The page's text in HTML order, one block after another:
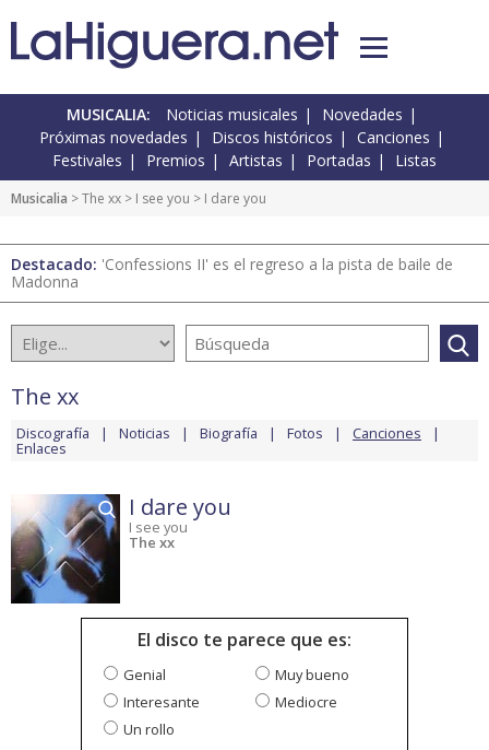
MUSICALIA: Noticias musicales
Novedades
Próximas novedades
Discos históricos
Canciones
Festivales
Premios Artistas Portadas Listas
Musicalia >The xx > I see you > I dare you
Destacado: 'Confessions II' es el regreso a la pista de baile de
Madonna
The xx
Discografía Noticias Biografía Fotos Canciones
Enlaces
I dare you
I see you
The xx
El disco te parece que es:
Genial
Muy bueno
Interesante
Mediocre
Un rollo